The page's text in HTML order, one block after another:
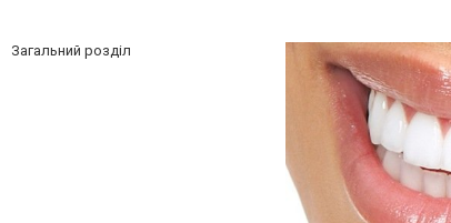
Загальний розділ